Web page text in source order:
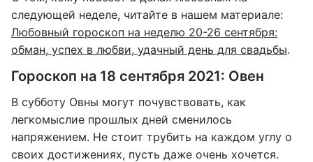
следующей неделе, читайте в нашем материале:
Любовный гороскоп на неделю 20-26 сентября:
обман, успех в любви, удачный день для свадьбы.
Гороскоп на 18 сентября 2021: Овен
В субботу Овны могут почувствовать, как
легкомыслие прошлых дней сменилось
напряжением. Не стоит трубить на каждом углу о
своих достижениях, пусть даже очень хочется.